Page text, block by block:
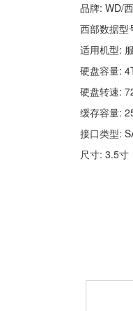
品牌: WD/
西部数据型
适用机型:
硬盘容量:
硬盘转速:
缓存容量:
接口类型:
尺寸: 3.5寸